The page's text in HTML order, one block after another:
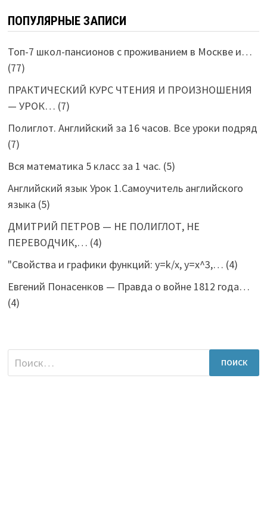
ПОПУЛЯРНЫЕ ЗАПИСИ
Топ-7 школ-пансионов с проживанием в Москве и…
(77)
ПРАКТИЧЕСКИЙ КУРС ЧТЕНИЯ И ПРОИЗНОШЕНИЯ
— УРОК… (7)
Полиглот. Английский за 16 часов. Все уроки подряд
(7)
Вся математика 5 класс за 1 час. (5)
Английский язык Урок 1.Самоучитель английского
языка (5)
ДМИТРИЙ ПЕТРОВ — НЕ ПОЛИГЛОТ, НЕ
ПЕРЕВОДЧИК,… (4)
"Свойства и графики функций: y=k/x, y=x^3,… (4)
Евгений Понасенков — Правда о войне 1812 года…
(4)
Найти: